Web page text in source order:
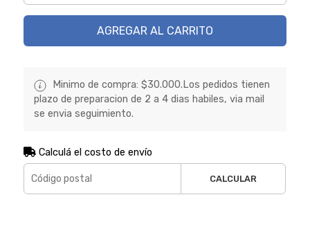
AGREGAR AL CARRITO
Minimo de compra: $30.000.Los pedidos tienen
plazo de preparacion de 2 a 4 dias habiles, via mail
se envia seguimiento.
Calculá el costo de envío
CALCULAR